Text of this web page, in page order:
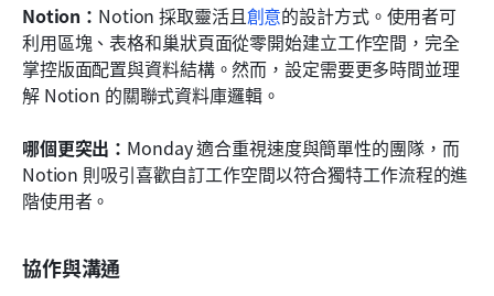
Notion： Notion 採取靈活且創意的設計方式。使用者可
利用區塊、表格和巢狀頁面從零開始建立工作空間，完全
掌控版面配置與資料結構。然而，設定需要更多時間並理
解 Notion 的關聯式資料庫邏輯。
哪個更突出： Monday 適合重視速度與簡單性的團隊，而
Notion 則吸引喜歡自訂工作空間以符合獨特工作流程的進
階使用者。
協作與溝通